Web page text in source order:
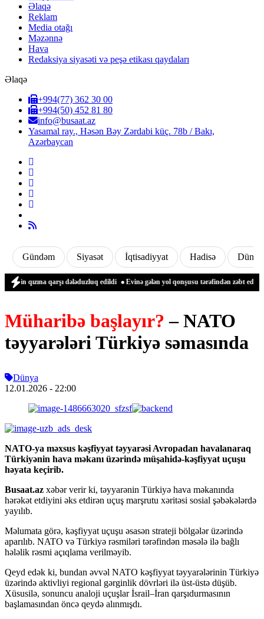
Əlaqə
Reklam
Media otağı
Məzənnə
Hava
Redaksiya siyasəti və peşə etikası qaydaları
Əlaqə
+994(77) 362 30 00
+994(50) 452 81 80
info@busaat.az
Yasamal ray., Həsən Bəy Zərdabi küç. 78b / Bakı,
Azərbaycan
Gündəm Siyasət İqtisadiyyat Hadisə Dünya
qızına qarşı dələduzluq edildi Evinə gələn yol qonşusu tərəfindən zəbt edilən
Müharibə başlayır? – NATO
təyyarələri Türkiyə səmasında
Dünya
12.01.2026 - 22:00
NATO-ya məxsus kəşfiyyat təyyarəsi Avropadan havalanaraq
Türkiyənin hava məkanı üzərində müşahidə-kəşfiyyat uçuşu
həyata keçirib.
Busaat.az xəbər verir ki, təyyarənin Türkiyə hava məkanında
hərəkət etdiyini əks etdirən uçuş marşrutu xəritəsi sosial şəbəkələrdə
yayılıb.
Məlumata görə, kəşfiyyat uçuşu əsasən strateji bölgələr üzərində
aparılıb. NATO və Türkiyə rəsmiləri tərəfindən məsələ ilə bağlı
hələlik rəsmi açıqlama verilməyib.
Qeyd edək ki, bundan əvvəl NATO kəşfiyyat təyyarələrinin Türkiyə
üzərində aktivliyi regional gərginlik dövrləri ilə üst-üstə düşüb.
Xüsusilə, sonuncu analoji uçuşlar İsrail–İran qarşıdurmasının
başlamasından öncə qeydə alınmışdı.